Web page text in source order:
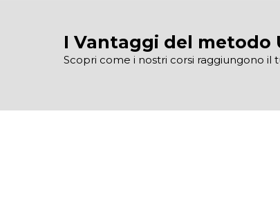
I Vantaggi del metodo
Scopri come i nostri corsi raggiungono